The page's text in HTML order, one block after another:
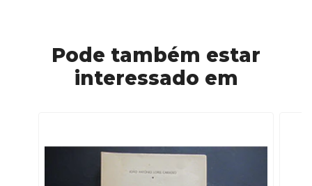
Pode também estar
interessado em